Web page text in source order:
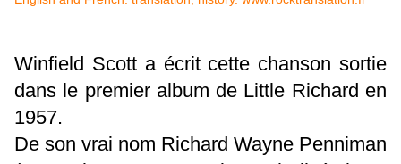
Winfield Scott a écrit cette chanson sortie
dans le premier album de Little Richard en
1957.
De son vrai nom Richard Wayne Penniman